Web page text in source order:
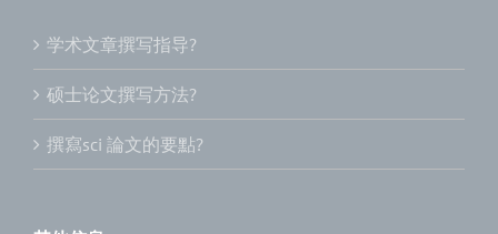
学术文章撰写指导?
硕士论文撰写方法?
撰寫sci 論文的要點?